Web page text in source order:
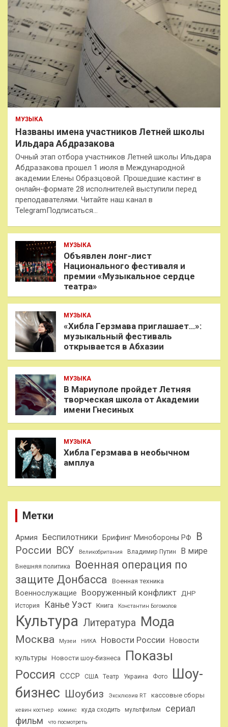
МУЗЫКА
Названы имена участников Летней школы
Ильдара Абдразакова
Очный этап отбора участников Летней школы Ильдара
Абдразакова прошел 1 июля в Международной
академии Елены Образцовой. Прошедшие кастинг в
онлайн-формате 28 исполнителей выступили перед
преподавателями. Читайте наш канал в
TelegramПодписаться…
МУЗЫКА
Объявлен лонг-лист
Национального фестиваля и
премии «Музыкальное сердце
театра»
МУЗЫКА
«Хибла Герзмава приглашает…»:
музыкальный фестиваль
открывается в Абхазии
МУЗЫКА
В Мариуполе пройдет Летняя
творческая школа от Академии
имени Гнесиных
МУЗЫКА
Хибла Герзмава в необычном
амплуа
Метки
Армия Беспилотники Брифинг Минобороны РФ
В
России ВСУ Великобритания Владимир Путин В мире
Внешняя политика
Военная операция по
защите Донбасса
Военная техника
Военнослужащие Вооруженный конфликт ДНР
История Канье Уэст Книга Константин Богомолов
Культура Литература Мода
Москва Музеи НИКА Новости России Новости
культуры Новости шоу-бизнеса Показы
Россия СССР США Театр Украина Фото
Шоу-
бизнес Шоубиз Эксклюзив RT кассовые сборы
кевин костнер комикс куда сходить мультфильм
сериал
фильм
что посмотреть